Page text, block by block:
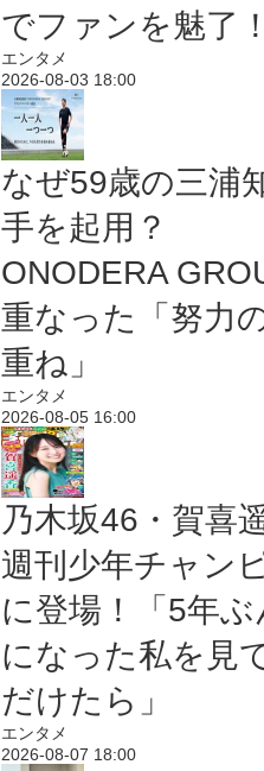
でファンを魅了！
エンタメ
2026-08-03 18:00
なぜ59歳の三浦
手を起用？
ONODERA
重なった「努力
重ね」
エンタメ
2026-08-05 16:00
乃木坂46・賀喜
週刊少年チャン
に登場！「5年ぶ
になった私を見
だけたら」
エンタメ
2026-08-07 18:00